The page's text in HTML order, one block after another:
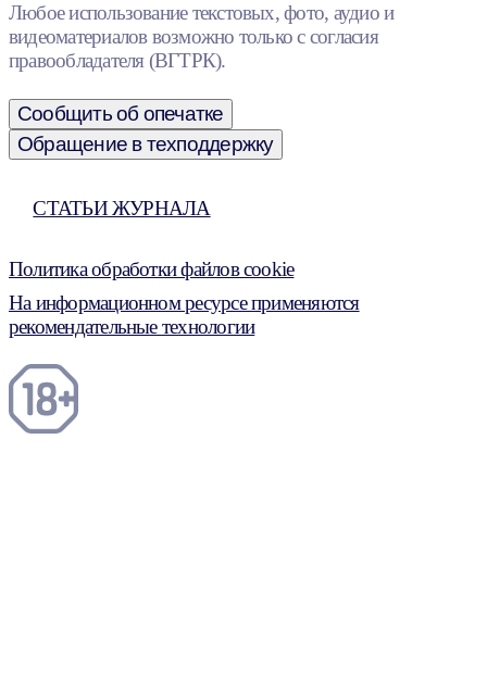
Любое использование текстовых, фото, аудио и
видеоматериалов возможно только с согласия
правообладателя (ВГТРК).
Сообщить об опечатке
Обращение в техподдержку
СТАТЬИ ЖУРНАЛА
Политика обработки файлов cookie
На информационном ресурсе применяются
рекомендательные технологии